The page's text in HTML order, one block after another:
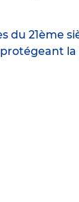
du 21ème
la